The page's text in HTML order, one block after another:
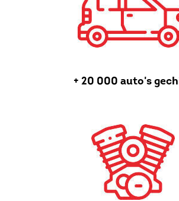
+ 20 000 auto's